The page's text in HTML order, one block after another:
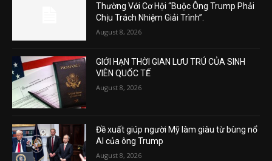
Thường Với Cơ Hội “Buộc Ông Trump Phải
Chịu Trách Nhiệm Giải Trình”.
August 8, 2026
GIỚI HẠN THỜI GIAN LƯU TRÚ CỦA SINH
VIÊN QUỐC TẾ
August 8, 2026
Đề xuất giúp người Mỹ làm giàu từ bùng nổ
AI của ông Trump
August 8, 2026